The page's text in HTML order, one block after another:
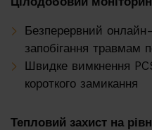
Безперервний онлайн-
запобігання травмам
Швидке вимкнення
короткого замикання
Тепловий захист на